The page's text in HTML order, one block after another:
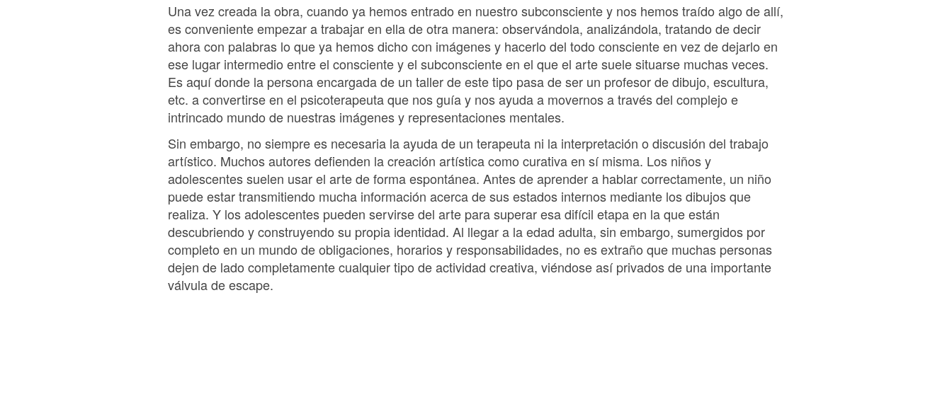
Una vez creada la obra, cuando ya hemos entrado en nuestro subconsciente y nos hemos traído algo de allí,
es conveniente empezar a trabajar en ella de otra manera: observándola, analizándola, tratando de decir
ahora con palabras lo que ya hemos dicho con imágenes y hacerlo del todo consciente en vez de dejarlo en
ese lugar intermedio entre el consciente y el subconsciente en el que el arte suele situarse muchas veces.
Es aquí donde la persona encargada de un taller de este tipo pasa de ser un profesor de dibujo, escultura,
etc. a convertirse en el psicoterapeuta que nos guía y nos ayuda a movernos a través del complejo e
intrincado mundo de nuestras imágenes y representaciones mentales.
Sin embargo, no siempre es necesaria la ayuda de un terapeuta ni la interpretación o discusión del trabajo
artístico. Muchos autores defienden la creación artística como curativa en sí misma. Los niños y
adolescentes suelen usar el arte de forma espontánea. Antes de aprender a hablar correctamente, un niño
puede estar transmitiendo mucha información acerca de sus estados internos mediante los dibujos que
realiza. Y los adolescentes pueden servirse del arte para superar esa difícil etapa en la que están
descubriendo y construyendo su propia identidad. Al llegar a la edad adulta, sin embargo, sumergidos por
completo en un mundo de obligaciones, horarios y responsabilidades, no es extraño que muchas personas
dejen de lado completamente cualquier tipo de actividad creativa, viéndose así privados de una importante
válvula de escape.